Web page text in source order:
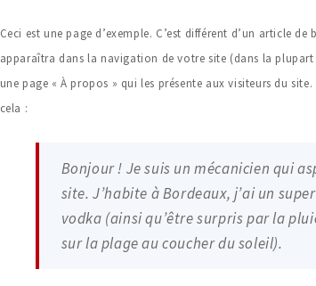
Ceci est une page d’exemple. C’est différent d’un article
apparaîtra dans la navigation de votre site (dans la
une page « À propos » qui les présente aux visiteurs du
cela :
Bonjour ! Je suis un mécanicien qui
site. J’habite à Bordeaux, j’ai un
vodka (ainsi qu’être surpris par la
sur la plage au coucher du soleil).